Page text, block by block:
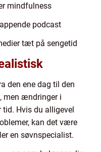
mindfulness
podcast
tæt på sengetid
den ene dag til den
men ændringer i
Hvis du alligevel
kan det være
en søvnspecialist.